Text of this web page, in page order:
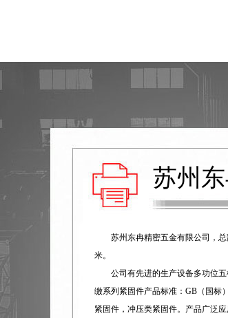
苏州
苏州东冉精密五金有限公司，
米。
公司有先进的生产设备多功位
缴系列紧固件产品标准：GB（国标
紧固件，冲压类紧固件。产品广泛